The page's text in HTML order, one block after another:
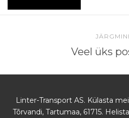
Veel üks
Linter-Transport AS. Külasta
Tõrvandi, Tartumaa, 61715.